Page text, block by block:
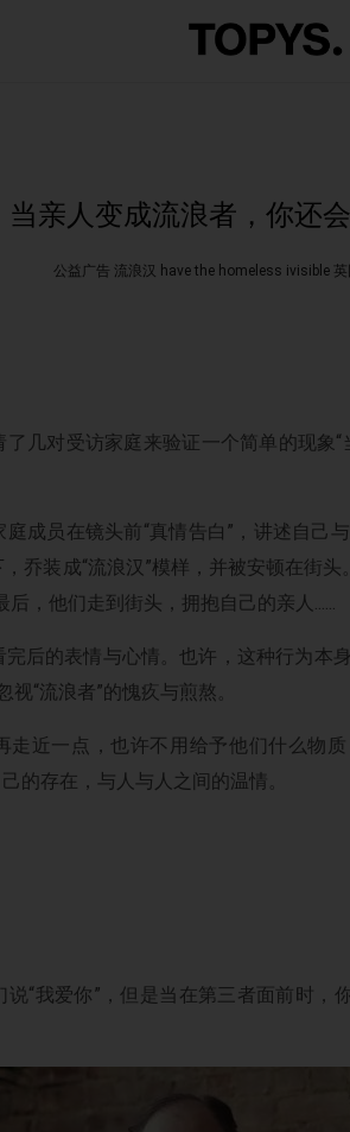
当亲人变成流浪者，你还
公益广告 流浪汉 have the homeless ivisible
几对受访家庭来验证一个简单的现象
成员在镜头前“真情告白”，讲述自己
乔装成“流浪汉”模样，并被安顿在街
后，他们走到街头，拥抱自己的亲人......
后的表情与心情。也许，这种行为本
“流浪者”的愧疚与煎熬。
走近一点，也许不用给予他们什么物
的存在，与人与人之间的温情。
“我爱你”，但是当在第三者面前时，